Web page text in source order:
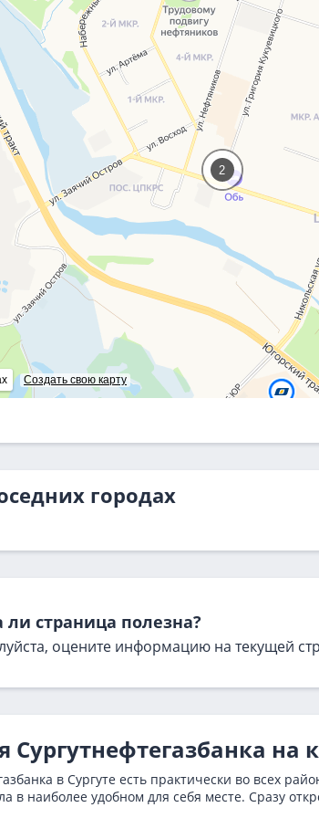
Создать свою карту
2
городах
ли страница полезна?
оцените информацию на текущей
Сургутнефтегазбанка на
в Сургуте есть практически во всех
в наиболее удобном для себя месте. Сразу